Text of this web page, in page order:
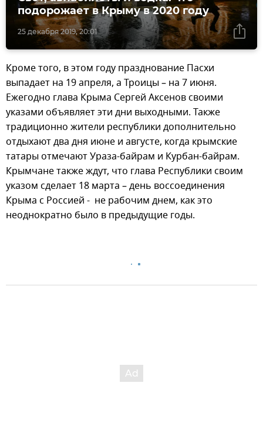
25 декабря 2019, 20:01
подорожает в Крыму в 2020 году
Кроме того, в этом году празднование Пасхи
выпадает на 19 апреля, а Троицы – на 7 июня.
Ежегодно глава Крыма Сергей Аксенов своими
указами объявляет эти дни выходными. Также
традиционно жители республики дополнительно
отдыхают два дня июне и августе, когда крымские
татары отмечают Ураза-байрам и Курбан-байрам.
Крымчане также ждут, что глава Республики своим
указом сделает 18 марта – день воссоединения
Крыма с Россией - не рабочим днем, как это
неоднократно было в предыдущие годы.